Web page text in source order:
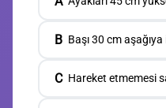
B Başı 30 cm
C Hareket etmemesi